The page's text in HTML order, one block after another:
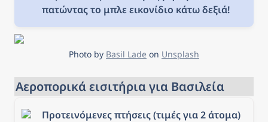
πατώντας το μπλε εικονίδιο κάτω δεξιά!
Photo by Basil Lade on Unsplash
Αεροπορικά εισιτήρια για Βασιλεία
Προτεινόμενες πτήσεις (τιμές για 2 άτομα)